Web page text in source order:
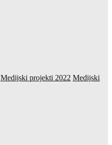
Medijski projekti 2022 Medijski